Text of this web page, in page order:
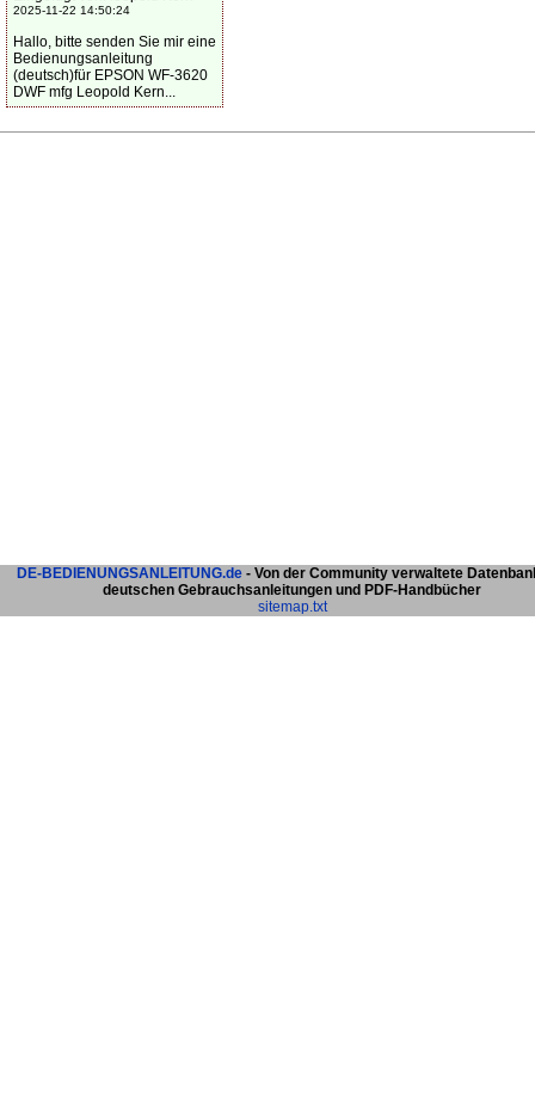
2025-11-22 14:50:24
Hallo, bitte senden Sie mir eine
Bedienungsanleitung
(deutsch)für EPSON WF-3620
DWF mfg Leopold Kern...
DE-BEDIENUNGSANLEITUNG.de - Von der Community verwaltete
deutschen Gebrauchsanleitungen und PDF-Handbücher
sitemap.txt